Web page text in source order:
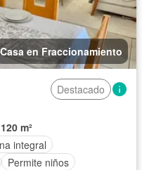
Casa en Fraccionamiento
Destacado
120 m²
integral
Permite niños